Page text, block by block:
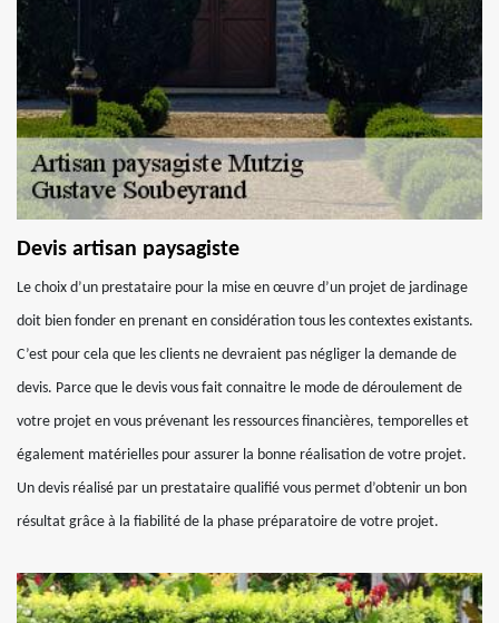
Devis artisan paysagiste
Le choix d’un prestataire pour la mise en œuvre d’un projet de jardinage
doit bien fonder en prenant en considération tous les contextes existants.
C’est pour cela que les clients ne devraient pas négliger la demande de
devis. Parce que le devis vous fait connaitre le mode de déroulement de
votre projet en vous prévenant les ressources financières, temporelles et
également matérielles pour assurer la bonne réalisation de votre projet.
Un devis réalisé par un prestataire qualifié vous permet d’obtenir un bon
résultat grâce à la fiabilité de la phase préparatoire de votre projet.